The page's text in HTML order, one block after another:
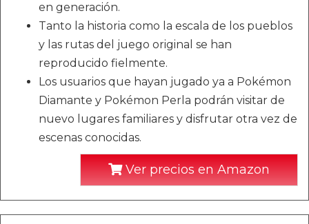
en generación.
Tanto la historia como la escala de los pueblos
y las rutas del juego original se han
reproducido fielmente.
Los usuarios que hayan jugado ya a Pokémon
Diamante y Pokémon Perla podrán visitar de
nuevo lugares familiares y disfrutar otra vez de
escenas conocidas.
Ver precios en Amazon